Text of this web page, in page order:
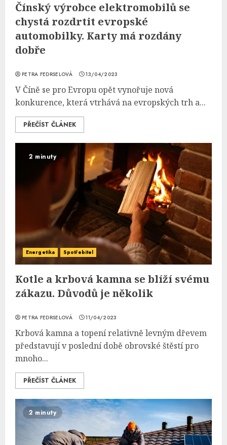
Čínský výrobce elektromobilů se
chystá rozdrtit evropské
automobilky. Karty má rozdány
dobře
PETRA FEDRSELOVÁ 13/04/2023
V Číně se pro Evropu opět vynořuje nová
konkurence, která vtrhává na evropských trh a...
PŘEČÍST ČLÁNEK
2 minuty
Energetika Spotřebitel
Kotle a krbová kamna se blíží svému
zákazu. Důvodů je několik
PETRA FEDRSELOVÁ 11/04/2023
Krbová kamna a topení relativně levným dřevem
představují v poslední době obrovské štěstí pro
mnoho...
PŘEČÍST ČLÁNEK
2 minuty